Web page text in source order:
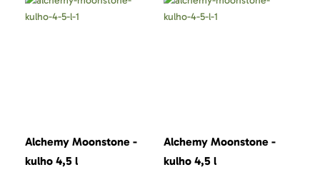
Alchemy Moonstone -
kulho 4,5 l
Alchemy Moonstone -
kulho 4,5 l